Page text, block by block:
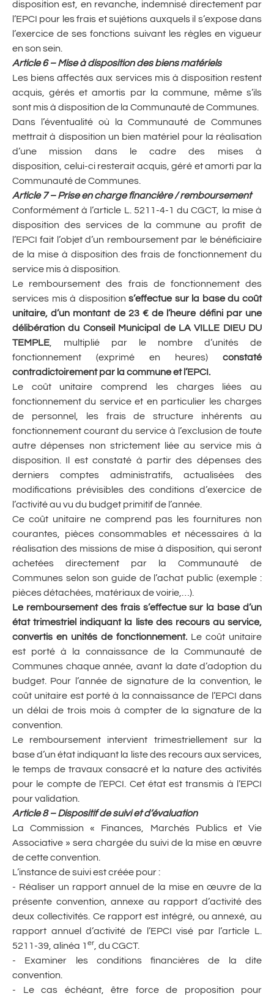
disposition est, en revanche, indemnisé directement par
l’EPCI pour les frais et sujétions auxquels il s’expose dans
l’exercice de ses fonctions suivant les règles en vigueur
en son sein.
Article 6 – Mise à disposition des biens matériels
Les biens affectés aux services mis à disposition restent
acquis, gérés et amortis par la commune, même s’ils
sont mis à disposition de la Communauté de Communes.
Dans l’éventualité où la Communauté de Communes
mettrait à disposition un bien matériel pour la réalisation
d’une mission dans le cadre des mises à
disposition, celui-ci resterait acquis, géré et amorti par la
Communauté de Communes.
Article 7 – Prise en charge financière / remboursement
Conformément à l’article L. 5211-4-1 du CGCT, la mise à
disposition des services de la commune au profit de
l’EPCI fait l’objet d’un remboursement par le bénéficiaire
de la mise à disposition des frais de fonctionnement du
service mis à disposition.
Le remboursement des frais de fonctionnement des
services mis à dispositions’effectue sur la base du coût
unitaire, d’un montant de 23 € de l’heure défini par une
délibération du Conseil Municipal de LA VILLE DIEU DU
TEMPLE , multiplié par le nombre d’unités de
fonctionnement (exprimé en heures) constaté
contradictoirement par la commune et l’EPCI.
Le coût unitaire comprend les charges liées au
fonctionnement du service et en particulier les charges
de personnel, les frais de structure inhérents au
fonctionnement courant du service à l’exclusion de toute
autre dépenses non strictement liée au service mis à
disposition. Il est constaté à partir des dépenses des
derniers comptes administratifs, actualisées des
modifications prévisibles des conditions d’exercice de
l’activité au vu du budget primitif de l’année.
Ce coût unitaire ne comprend pas les fournitures non
courantes, pièces consommables et nécessaires à la
réalisation des missions de mise à disposition, qui seront
achetées directement par la Communauté de
Communes selon son guide de l’achat public (exemple :
pièces détachées, matériaux de voirie,…).
Le remboursement des frais s’effectue sur la base d’un
état trimestriel indiquant la liste des recours au service,
convertis en unités de fonctionnement. Le coût unitaire
est porté à la connaissance de la Communauté de
Communes chaque année, avant la date d’adoption du
budget. Pour l’année de signature de la convention, le
coût unitaire est porté à la connaissance de l’EPCI dans
un délai de trois mois à compter de la signature de la
convention.
Le remboursement intervient trimestriellement sur la
base d’un état indiquant la liste des recours aux services,
le temps de travaux consacré et la nature des activités
pour le compte de l’EPCI. Cet état est transmis à l’EPCI
pour validation.
Article 8 – Dispositif de suivi et d’évaluation
La Commission « Finances, Marchés Publics et Vie
Associative » sera chargée du suivi de la mise en œuvre
de cette convention.
L’instance de suivi est créée pour :
- Réaliser un rapport annuel de la mise en œuvre de la
présente convention, annexe au rapport d’activité des
deux collectivités. Ce rapport est intégré, ou annexé, au
rapport annuel d’activité de l’EPCI visé par l’article L.
5211-39, alinéa 1 er , du CGCT.
- Examiner les conditions financières de la dite
convention.
- Le cas échéant, être force de proposition pour